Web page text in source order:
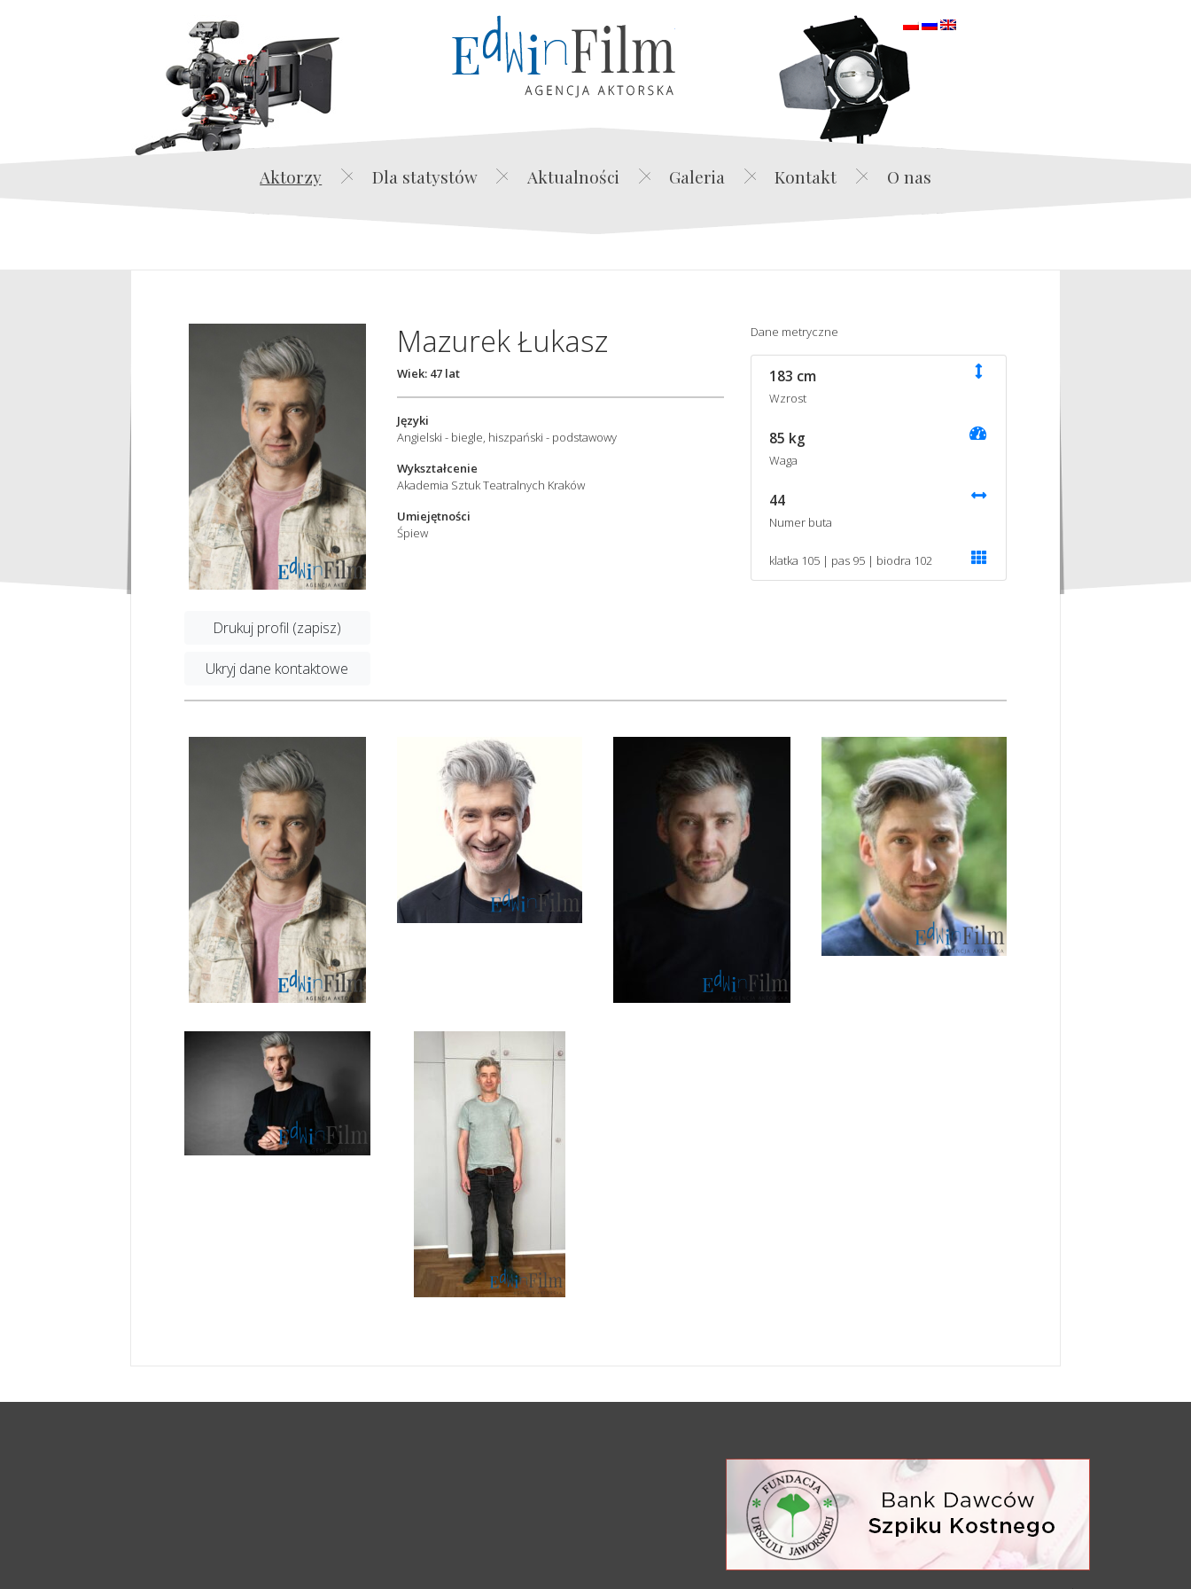
Edwin Film Agencja Aktorska
Aktorzy Dla statystów Aktualności Galeria Kontakt O nas
Drukuj profil (zapisz)
Ukryj dane kontaktowe
Mazurek Łukasz
Wiek: 47 lat
Języki
Angielski - biegle, hiszpański - podstawowy
Wykształcenie
Akademia Sztuk Teatralnych Kraków
Umiejętności
Śpiew
Dane metryczne
183 cm
Wzrost
85 kg
Waga
44
Numer buta
klatka 105 | pas 95 | biodra 102